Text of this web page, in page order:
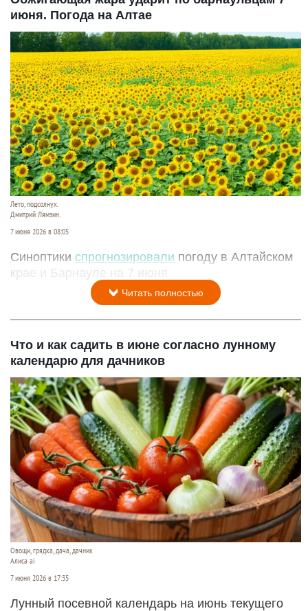
июня. Погода на Алтае
Лето, подсолнух.
Дмитрий Лямзин.
7 июня 2026 в 08:05
Синоптики спрогнозировали погоду в Алтайском
крае и Барнауле на 7 июня
Читать полностью
Что и как садить в июне согласно лунному
календарю для дачников
Овощи, грядка, дача, дачник
Алиса ai
7 июня 2026 в 17:35
Лунный посевной календарь на июнь текущего